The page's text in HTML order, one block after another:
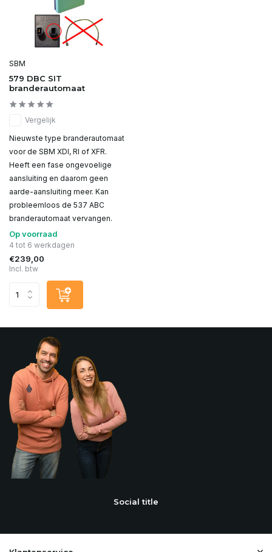
SBM
579 DBC SIT
branderautomaat
Vergelijk
Nieuwste type branderautomaat
voor de SBM XDI, RI of XFR.
Heeft een fase ongevoelige
aansluiting en daarom geen
aarde-aansluiting meer. Kan
probleemloos de 537 ABC
branderautomaat vervangen.
Op voorraad
4 tot 6 werkdagen
€239,00
Incl. btw
Social title